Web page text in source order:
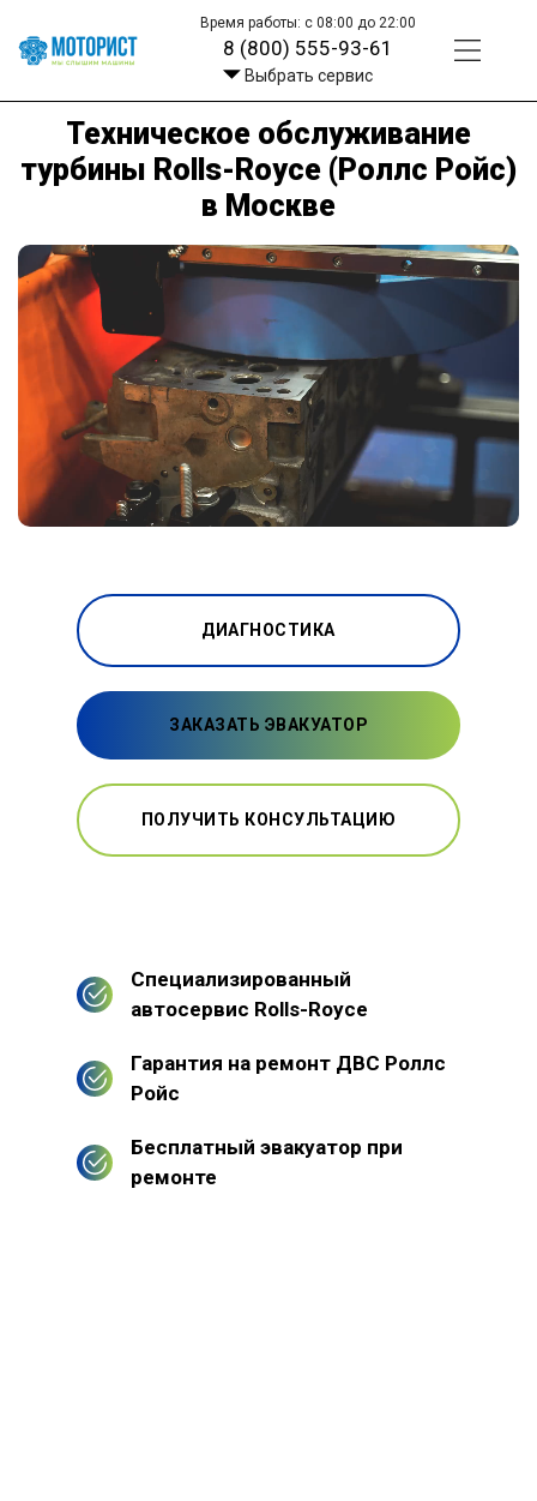
Время работы: с 08:00 до 22:00
8 (800) 555-93-61
Выбрать сервис
Техническое обслуживание
турбины Rolls-Royce (Роллс Ройс)
в Москве
ДИАГНОСТИКА
ЗАКАЗАТЬ ЭВАКУАТОР
ПОЛУЧИТЬ КОНСУЛЬТАЦИЮ
Специализированный
автосервис Rolls-Royce
Гарантия на ремонт ДВС Роллс
Ройс
Бесплатный эвакуатор при
ремонте